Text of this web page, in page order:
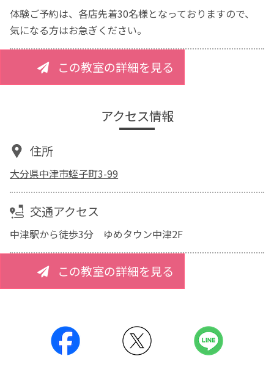
体験ご予約は、各店先着30名様となっておりますので、
気になる方はお急ぎください。
この教室の詳細を見る
アクセス情報
住所
大分県中津市蛭子町3-99
交通アクセス
中津駅から徒歩3分 ゆめタウン中津2F
この教室の詳細を見る